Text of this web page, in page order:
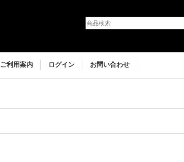
ご利用案内 ログイン お問い合わせ